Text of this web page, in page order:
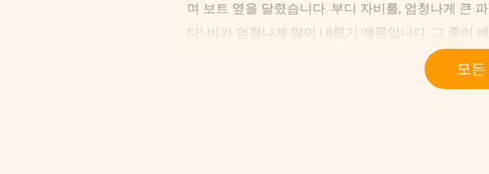
며 보트 옆을 달렸습니다. 부디 자비를, 엄청나게 큰
다! 비가 엄청나게 많이 내렸기 때문입니다. 그 종이
양철병정은 떨었습니다. 그러나 그는 확고했습니다;
총을 어깨에 메었습니다. 갑자기 그 보트가 배수관
모